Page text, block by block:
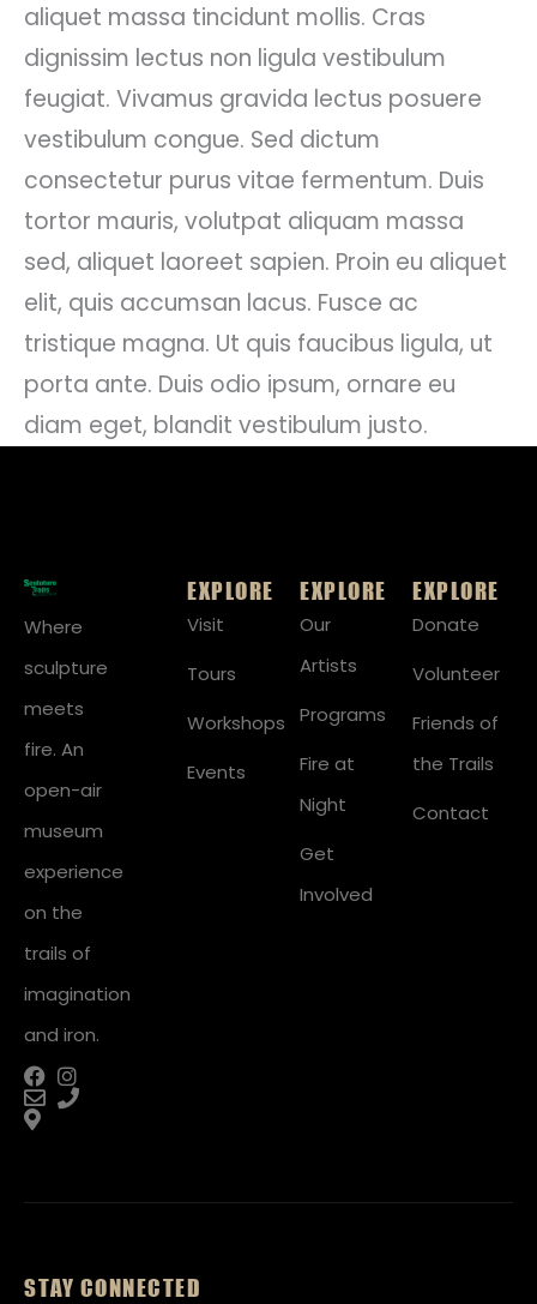
aliquet massa tincidunt mollis. Cras
dignissim lectus non ligula vestibulum
feugiat. Vivamus gravida lectus posuere
vestibulum congue. Sed dictum
consectetur purus vitae fermentum. Duis
tortor mauris, volutpat aliquam massa
sed, aliquet laoreet sapien. Proin eu aliquet
elit, quis accumsan lacus. Fusce ac
tristique magna. Ut quis faucibus ligula, ut
porta ante. Duis odio ipsum, ornare eu
diam eget, blandit vestibulum justo.
Where
sculpture
meets
fire. An
open-air
museum
experience
on the
trails of
imagination
and iron.
EXPLORE
Visit
Tours
Workshops
Events
EXPLORE
Our
Artists
Programs
Fire at
Night
Get
Involved
EXPLORE
Donate
Volunteer
Friends of
the Trails
Contact
STAY CONNECTED